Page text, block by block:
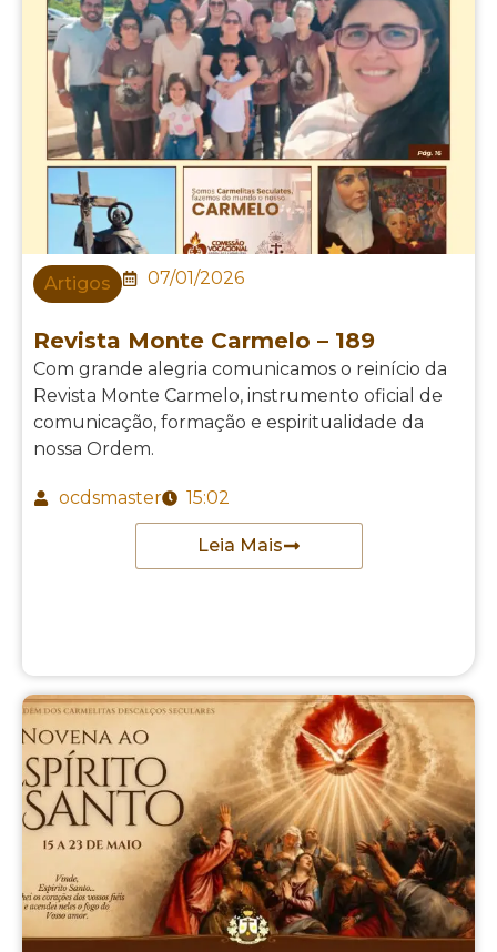
Artigos 07/01/2026
Revista Monte Carmelo – 189
Com grande alegria comunicamos o reinício da
Revista Monte Carmelo, instrumento oficial de
comunicação, formação e espiritualidade da
nossa Ordem.
ocdsmaster 15:02
Leia Mais